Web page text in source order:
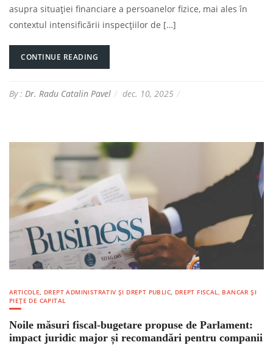
asupra situației financiare a persoanelor fizice, mai ales în
contextul intensificării inspecțiilor de […]
CONTINUE READING
By : Dr. Radu Catalin Pavel dec. 10, 2025
ARTICOLE, DREPT ADMINISTRATIV ȘI DREPT PUBLIC, DREPT FISCAL, BANCAR ȘI
PIEȚE DE CAPITAL
Noile măsuri fiscal-bugetare propuse de Parlament:
impact juridic major și recomandări pentru companii